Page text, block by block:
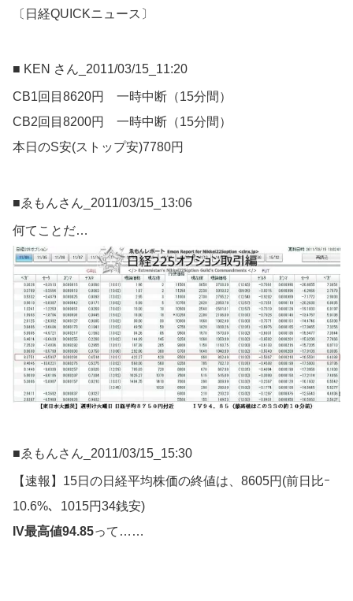
〔日経QUICKニュース〕
■ KEN さん_2011/03/15_11:20
CB1回目8620円 一時中断（15分間）
CB2回目8200円 一時中断（15分間）
本日のS安(ストップ安)7780円
■ゑもんさん_2011/03/15_13:06
何てことだ…
■ゑもんさん_2011/03/15_15:30
【速報】15日の日経平均株価の終値は、8605円(前日比ｰ
10.6%、1015円34銭安)
IV最高値94.85って……